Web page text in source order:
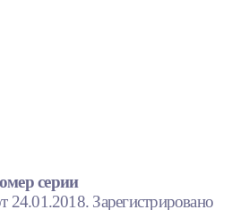
серии
Зарегистрировано